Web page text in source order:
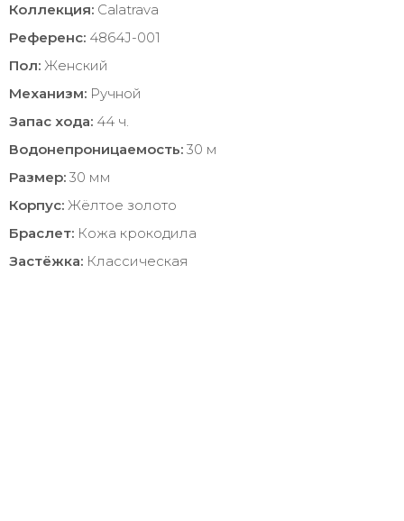
Коллекция: Calatrava
Референс: 4864J-001
Пол: Женский
Механизм: Ручной
Запас хода: 44 ч.
Водонепроницаемость: 30 м
Размер: 30 мм
Корпус: Жёлтое золото
Браслет: Кожа крокодила
Застёжка: Классическая